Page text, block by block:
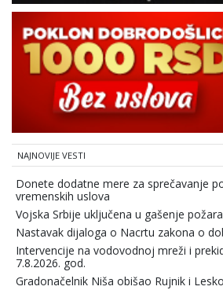
NAJNOVIJE VESTI
Donete dodatne mere za sprečavanje
vremenskih uslova
Vojska Srbije uključena u gašenje
Nastavak dijaloga o Nacrtu zakona o
Intervencije na vodovodnoj mreži i
7.8.2026. god.
Gradonačelnik Niša obišao Rujnik i